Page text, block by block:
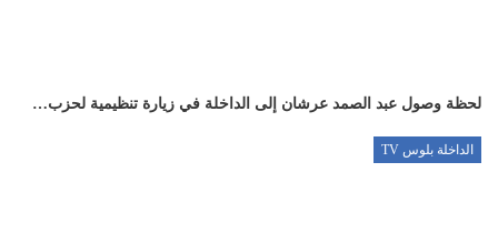
لحظة وصول عبد الصمد عرشان إلى الداخلة في زيارة تنظيمية لحزب…
الداخلة بلوس TV